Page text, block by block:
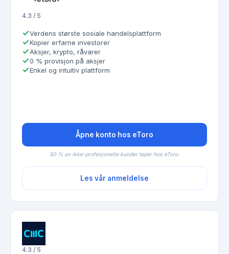
4.3 / 5
Verdens største sosiale handelsplattform
Kopier erfarne investorer
Aksjer, krypto, råvarer
0 % provisjon på aksjer
Enkel og intuitiv plattform
Åpne konto hos eToro
50 % av ikke-profesjonelle kunder taper hos eToro.
Les vår anmeldelse
4.3 / 5